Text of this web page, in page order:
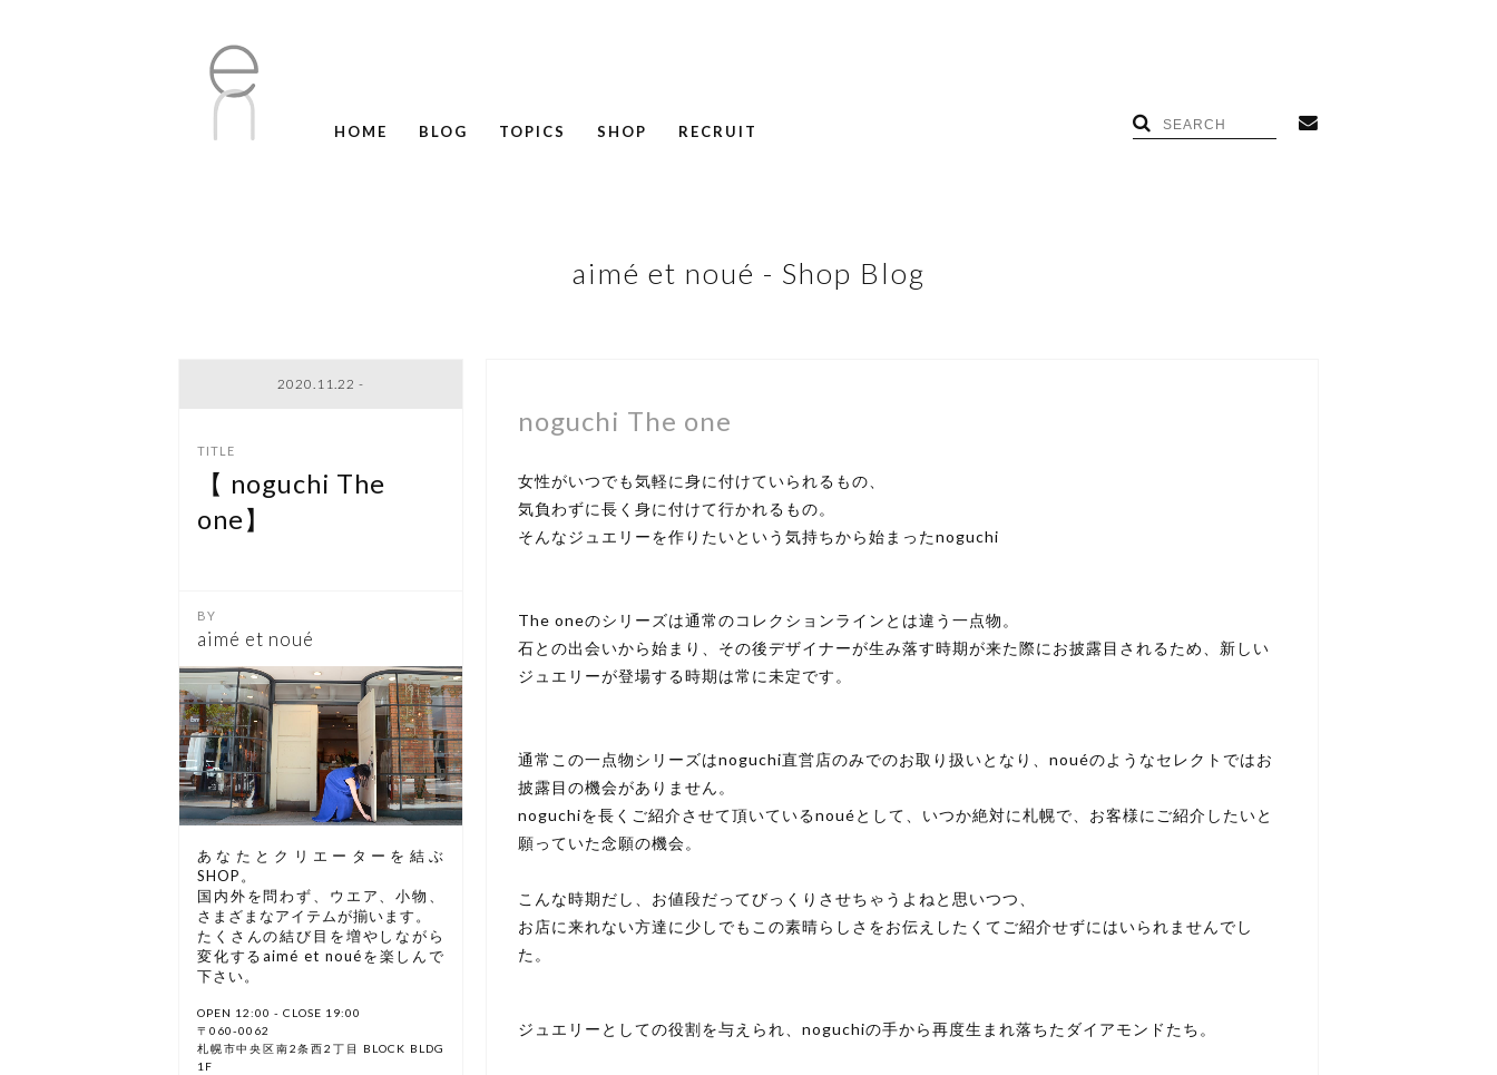
HOME BLOG
TOPICS
SHOP RECRUIT
aimé et noué - Shop Blog
2020.11.22 -
【 noguchi The
one】
noguchi The one
女性がいつでも気軽に身に付けていられるもの、
気負わずに長く身に付けて行かれるもの。
そんなジュエリーを作りたいという気持ちから始まったnoguchi
The oneのシリーズは通常のコレクションラインとは違う一点物。
石との出会いから始まり、その後デザイナーが生み落す時期が来た際にお披露目されるため、新しい
ジュエリーが登場する時期は常に未定です。
通常この一点物シリーズはnoguchi直営店のみでのお取り扱いとなり、nouéのようなセレクトではお
披露目の機会がありません。
noguchiを長くご紹介させて頂いているnouéとして、いつか絶対に札幌で、お客様にご紹介したいと
願っていた念願の機会。
こんな時期だし、お値段だってびっくりさせちゃうよねと思いつつ、
お店に来れない方達に少しでもこの素晴らしさをお伝えしたくてご紹介せずにはいられませんでし
た。
ジュエリーとしての役割を与えられ、noguchiの手から再度生まれ落ちたダイアモンドたち。
aimé et noué
あなたとクリエーターを結ぶ
SHOP。
国内外を問わず、ウエア、小物、
さまざまなアイテムが揃います。
たくさんの結び目を増やしながら
変化するaimé et nouéを楽しんで
下さい。
OPEN 12:00 - CLOSE 19:00
〒060-0062
札幌市中央区南2条西2丁目 BLOCK BLDG
1F